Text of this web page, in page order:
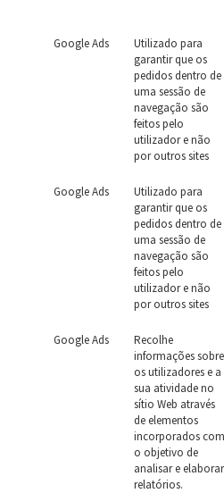
Google Ads
Utilizado para
garantir que os
pedidos dentro de
uma sessão de
navegação são
feitos pelo
utilizador e não
por outros sites
Google Ads
Utilizado para
garantir que os
pedidos dentro de
uma sessão de
navegação são
feitos pelo
utilizador e não
por outros sites
Google Ads
Recolhe
informações sobre
os utilizadores e a
sua atividade no
sítio Web através
de elementos
incorporados
o objetivo de
analisar e elaborar
relatórios.